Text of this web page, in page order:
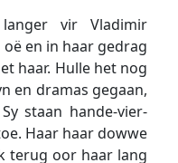
vir Vladimir
en in haar gedrag
haar. Hulle het nog
en dramas gegaan,
staan hande-vier-
Haar haar dowwe
terug oor haar lang